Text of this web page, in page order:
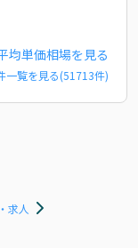
均単価相場を見る
一覧を見る(51713件)
求人